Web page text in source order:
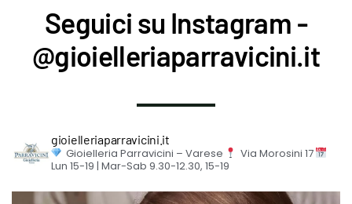
Seguici su Instagram -
@gioielleriaparravicini.it
gioielleriaparravicini.it
Gioielleria Parravicini – Varese
Via Morosini 17
Lun 15-19 | Mar-Sab 9.30-12.30, 15-19